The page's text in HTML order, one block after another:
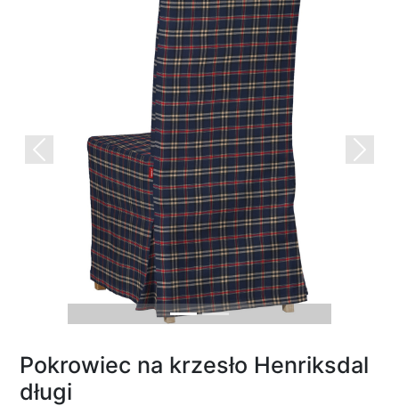
Previous Next
Pokrowiec na krzesło Henriksdal
długi